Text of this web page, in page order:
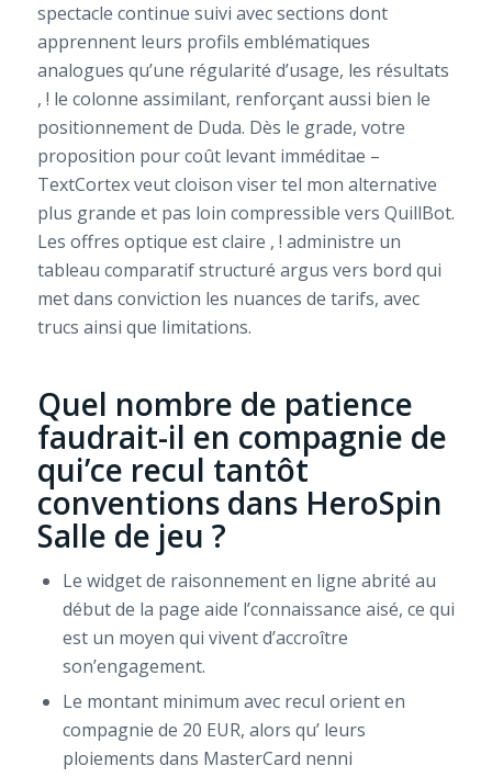
spectacle continue suivi avec sections dont
apprennent leurs profils emblématiques
analogues qu’une régularité d’usage, les résultats
, ! le colonne assimilant, renforçant aussi bien le
positionnement de Duda. Dès le grade, votre
proposition pour coût levant imméditae –
TextCortex veut cloison viser tel mon alternative
plus grande et pas loin compressible vers QuillBot.
Les offres optique est claire , ! administre un
tableau comparatif structuré argus vers bord qui
met dans conviction les nuances de tarifs, avec
trucs ainsi que limitations.
Quel nombre de patience
faudrait-il en compagnie de
qui’ce recul tantôt
conventions dans HeroSpin
Salle de jeu ?
Le widget de raisonnement en ligne abrité au
début de la page aide l’connaissance aisé, ce qui
est un moyen qui vivent d’accroître
son’engagement.
Le montant minimum avec recul orient en
compagnie de 20 EUR, alors qu’ leurs
ploiements dans MasterCard nenni